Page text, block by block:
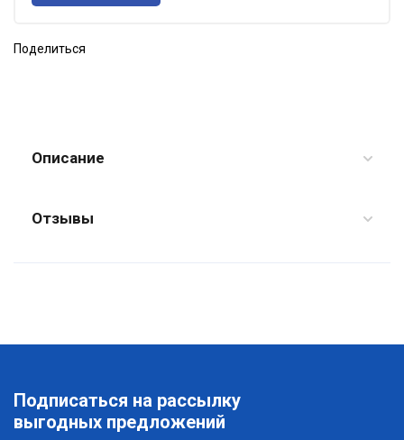
Поделиться
Описание
Отзывы
Подписаться на рассылку
выгодных предложений